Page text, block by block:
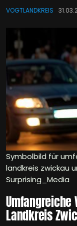
VOGTLANDKREIS
Symbolbild für
landkreis zwickau
Surprising_Media
Landkreis